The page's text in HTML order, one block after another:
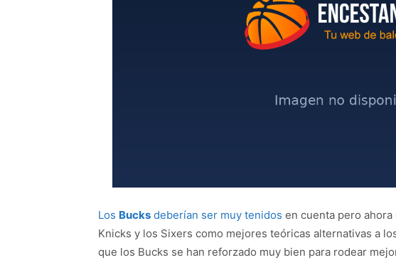
Los Bucks deberían ser muy tenidos en cuenta pero ahora
Knicks y los Sixers como mejores teóricas alternativas a
que los Bucks se han reforzado muy bien para rodear